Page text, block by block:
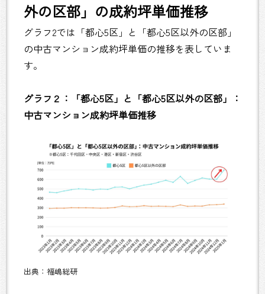
外の区部」の成約坪単価推移
グラフ2では「都心5区」と「都心5区以外の区部」
の中古マンション成約坪単価の推移を表していま
す。
グラフ２：「都心5区」と「都心5区以外の区部」：
中古マンション成約坪単価推移
出典：福嶋総研